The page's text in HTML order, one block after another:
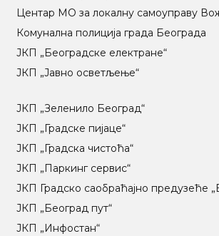
Центар МO за локалну самоуправу
Комунална полиција града Београда
ЈКП „Београдске електране“
ЈКП „Јавно осветљење“
ЈКП „Зеленило Београд“
ЈКП „Градске пијаце“
ЈКП „Градска чистоћа“
ЈКП „Паркинг сервис“
ЈКП Градско саобраћајно предузеће
ЈКП „Београд пут“
ЈКП „Инфостан“